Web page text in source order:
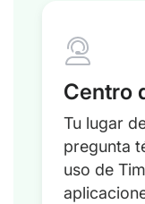
Centro
Tu lugar
pregunta
uso de